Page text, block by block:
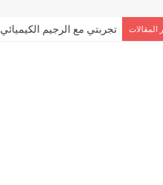
المقالات تجربتي مع الرجيم الكيميائي